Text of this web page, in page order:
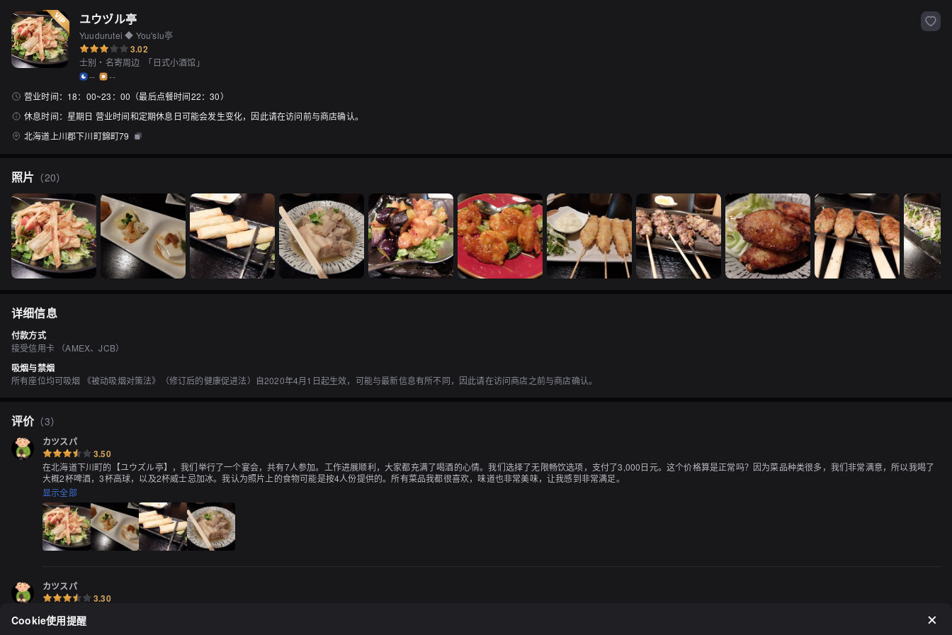
ユウヅル亭
Yuudurutei ◆ You'slu亭
3.02
士别・名寄周边 「日式小酒馆 」
--
--
营业时间： 18：00~23：00（最后点餐时间22：30）
休息时间： 星期日 营业时间和定期休息日可能会发生变化，因此请在访问前与商店确认。
北海道上川郡下川町錦町79
照片 （20）
详细信息
付款方式
接受信用卡 （AMEX、JCB）
吸烟与禁烟
所有座位均可吸烟 《被动吸烟对策法》（修订后的健康促进法）自2020年4月1日起生效，可能与最新信息有所不同，因此请在访问商店之前与商店确认。
评价（3）
カツスパ
3.50
在北海道下川町的【ユウズル亭】，我们举行了一个宴会，共有7人参加。工作进展顺利，大家都充满了喝酒的心情。我们选择了无限畅饮选项，支付了3,000日元。这个价格算是正常吗？因为菜品种类很多，我们非常满意，所以我喝了
大概2杯啤酒，3杯高球，以及2杯威士忌加冰。我认为照片上的食物可能是按4人份提供的。所有菜品我都很喜欢，味道也非常美味，让我感到非常满足。
显示全部
カツスパ
3.30
有居酒屋和拉面店。孩子毫不犹豫地选择了拉面，而我点了特制猪排（980日元）。他们也提供了猪排定食（1,280日元）的选项，我选择了这个。餐点包括米饭、味噌汤（带葱）、泡菜、土豆沙拉，以及猪排旁边的盐腌白菜。非常美
Cookie使用提醒